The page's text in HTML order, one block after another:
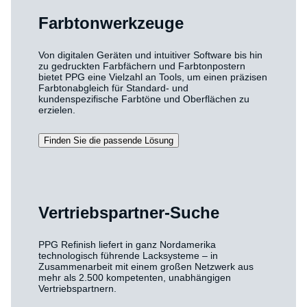
Farbtonwerkzeuge
Von digitalen Geräten und intuitiver Software bis hin
zu gedruckten Farbfächern und Farbtonpostern
bietet PPG eine Vielzahl an Tools, um einen präzisen
Farbtonabgleich für Standard- und
kundenspezifische Farbtöne und Oberflächen zu
erzielen.
Finden Sie die passende Lösung
Vertriebspartner-Suche
PPG Refinish liefert in ganz Nordamerika
technologisch führende Lacksysteme – in
Zusammenarbeit mit einem großen Netzwerk aus
mehr als 2.500 kompetenten, unabhängigen
Vertriebspartnern.